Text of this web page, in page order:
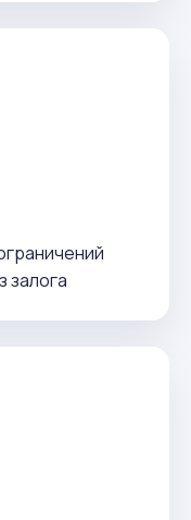
залога